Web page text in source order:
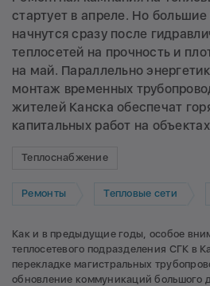
стартует в апреле. Но
начнутся сразу после
теплосетей на прочность и
на май. Параллельно
монтаж временных
жителей Канска обеспечат
капитальных работ на
Теплоснабжение
Ремонты Тепловые сети
Как и в предыдущие годы, особое
теплосетевого подразделения СГК в
перекладке магистральных
обновление коммуникаций